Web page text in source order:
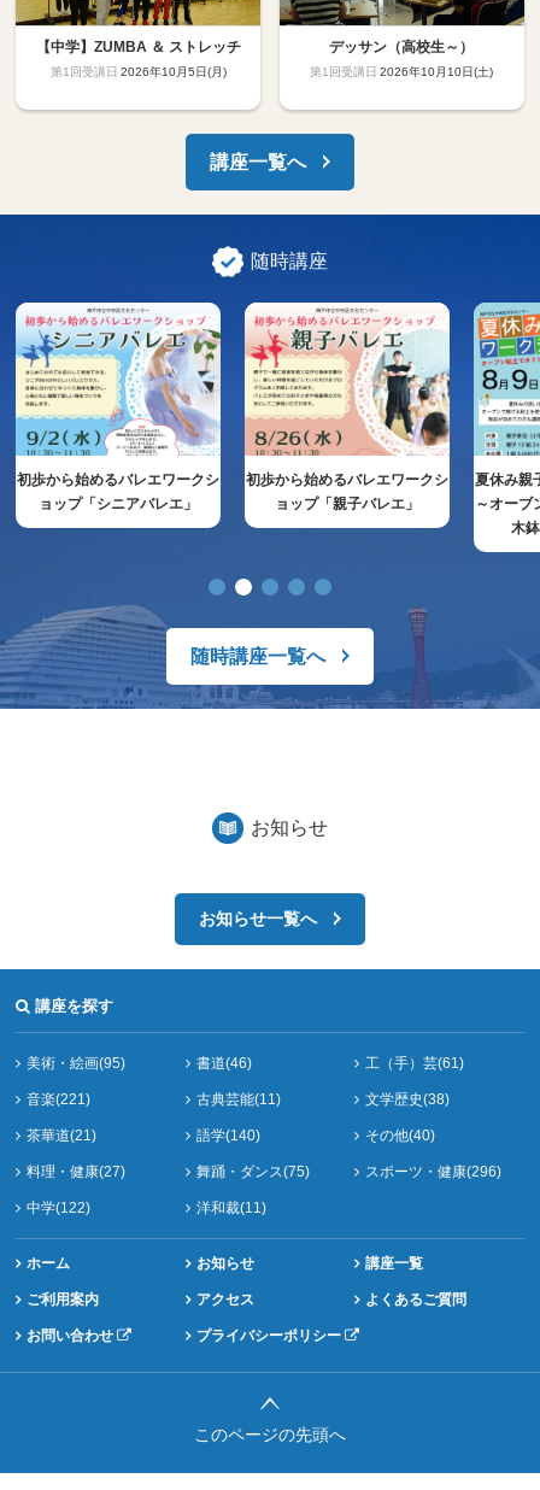
【中学】ZUMBA ＆ ストレッチ
2026年10月5日(月)
デッサン（高校生～）
2026年10月10日(土)
講座一覧へ
随時講座
初歩から始めるバレエワークシ
ョップ「シニアバレエ」
初歩から始めるバレエワークシ
ョップ「親子バレエ」
夏休み親
～オーブ
木
随時講座一覧へ
お知らせ
お知らせ一覧へ
講座を探す
美術・絵画(95) 書道(46) 工（手）芸(61)
音楽(221) 古典芸能(11) 文学歴史(38)
茶華道(21) 語学(140) その他(40)
料理・健康(27) 舞踊・ダンス(75) スポーツ・健康(296)
中学(122) 洋和裁(11)
ホーム お知らせ 講座一覧
ご利用案内 アクセス よくあるご質問
お問い合わせ プライバシーポリシー
このページの先頭へ